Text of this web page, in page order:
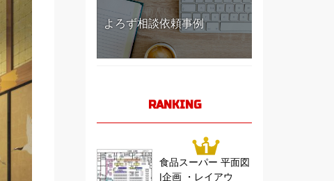
よろず相談依頼事例
RANKING
食品スーパー 平面図
|企画 ・レイアウ